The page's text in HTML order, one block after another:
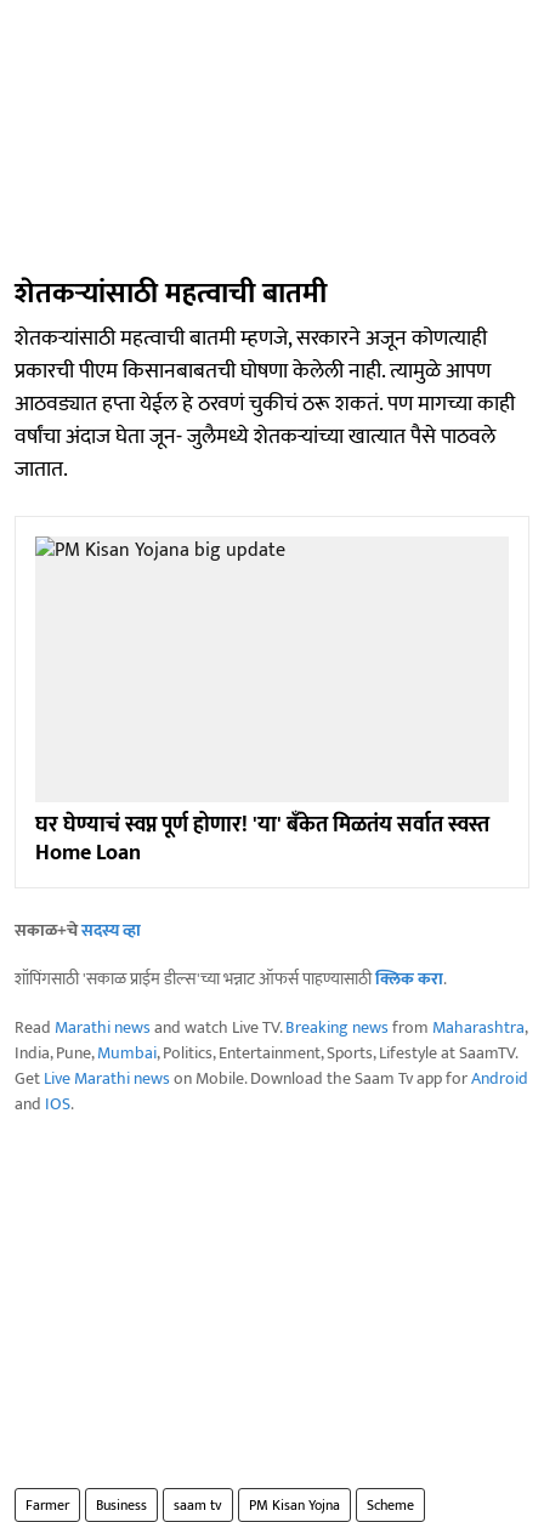
शेतकऱ्यांसाठी महत्वाची बातमी
शेतकऱ्यांसाठी महत्वाची बातमी म्हणजे, सरकारने अजून कोणत्याही
प्रकारची पीएम किसानबाबतची घोषणा केलेली नाही. त्यामुळे आपण
आठवड्यात हप्ता येईल हे ठरवणं चुकीचं ठरू शकतं. पण मागच्या काही
वर्षांचा अंदाज घेता जून- जुलैमध्ये शेतकऱ्यांच्या खात्यात पैसे पाठवले
जातात.
घर घेण्याचं स्वप्न पूर्ण होणार! 'या' बँकेत मिळतंय सर्वात स्वस्त
Home Loan
सकाळ+चेसदस्य व्हा
शॉपिंगसाठी 'सकाळ प्राईम डील्स'च्या भन्नाट ऑफर्स पाहण्यासाठीक्लिक करा.
Read Marathi newsand watch Live TV.Breaking newsfrom Maharashtra,
India, Pune,Mumbai, Politics, Entertainment, Sports, Lifestyle at SaamTV.
GetLive Marathi newson Mobile. Download the Saam Tv app forAndroid
and IOS.
Farmer Business saam tv PM Kisan Yojna
Scheme